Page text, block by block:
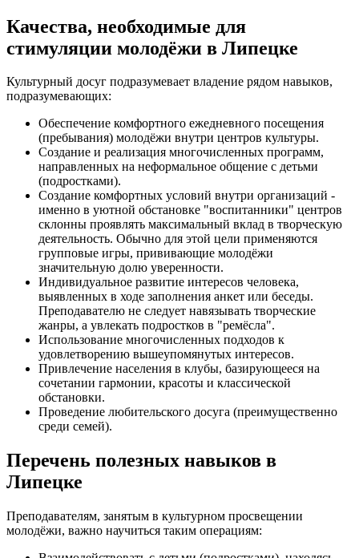
Качества, необходимые для
стимуляции молодёжи в Липецке
Культурный досуг подразумевает владение рядом навыков,
подразумевающих:
Обеспечение комфортного ежедневного посещения
(пребывания) молодёжи внутри центров культуры.
Создание и реализация многочисленных программ,
направленных на неформальное общение с детьми
(подростками).
Создание комфортных условий внутри организаций -
именно в уютной обстановке "воспитанники" центров
склонны проявлять максимальный вклад в творческую
деятельность. Обычно для этой цели применяются
групповые игры, прививающие молодёжи
значительную долю уверенности.
Индивидуальное развитие интересов человека,
выявленных в ходе заполнения анкет или беседы.
Преподавателю не следует навязывать творческие
жанры, а увлекать подростков в "ремёсла".
Использование многочисленных подходов к
удовлетворению вышеупомянутых интересов.
Привлечение населения в клубы, базирующееся на
сочетании гармонии, красоты и классической
обстановки.
Проведение любительского досуга (преимущественно
среди семей).
Перечень полезных навыков в
Липецке
Преподавателям, занятым в культурном просвещении
молодёжи, важно научиться таким операциям: